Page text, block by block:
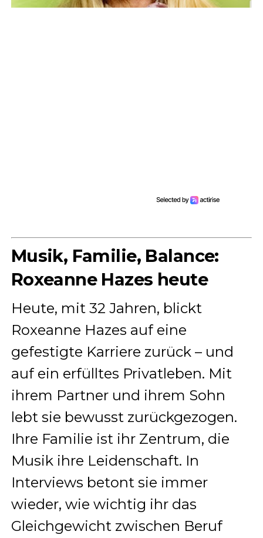
Musik, Familie, Balance:
Roxeanne Hazes heute
Heute, mit 32 Jahren, blickt
Roxeanne Hazes auf eine
gefestigte Karriere zurück – und
auf ein erfülltes Privatleben. Mit
ihrem Partner und ihrem Sohn
lebt sie bewusst zurückgezogen.
Ihre Familie ist ihr Zentrum, die
Musik ihre Leidenschaft. In
Interviews betont sie immer
wieder, wie wichtig ihr das
Gleichgewicht zwischen Beruf